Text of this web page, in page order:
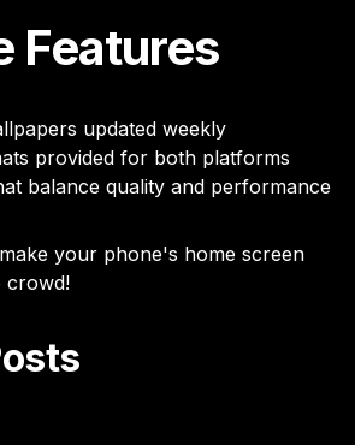
Features
updated weekly
provided for both platforms
balance quality and performance
your phone's home screen
crowd!